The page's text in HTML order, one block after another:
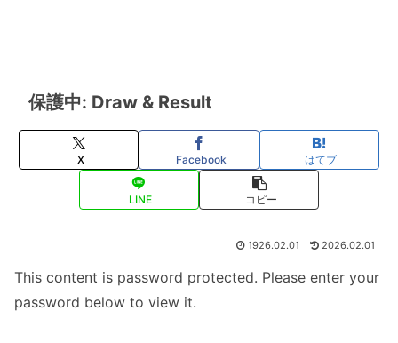
保護中: Draw & Result
X Facebook はてブ
LINE コピー
1926.02.01 2026.02.01
This content is password protected. Please enter your
password below to view it.